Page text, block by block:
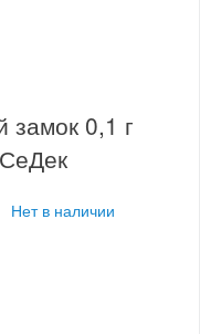
0,1 г
Нет в наличии